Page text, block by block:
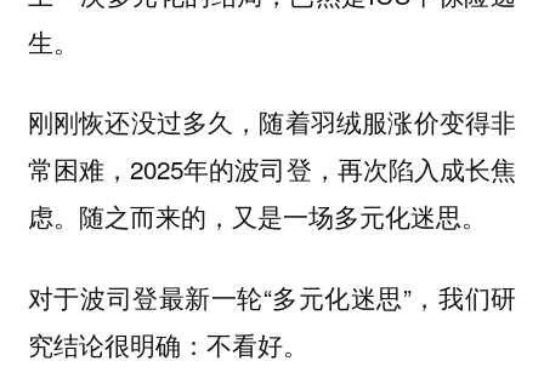
生。
刚刚恢还没过多久，随着羽绒服涨价变得非
常困难，2025年的波司登，再次陷入成长焦
虑。随之而来的，又是一场多元化迷思。
对于波司登最新一轮“多元化迷思”，我们研
究结论很明确：不看好。